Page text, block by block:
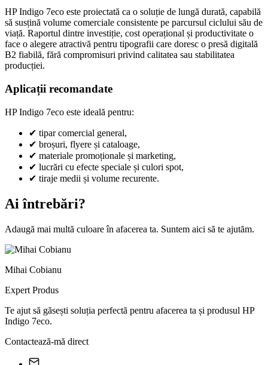
HP Indigo 7eco este proiectată ca o soluție de lungă durată, capabilă
să susțină volume comerciale consistente pe parcursul ciclului său de
viață. Raportul dintre investiție, cost operațional și productivitate o
face o alegere atractivă pentru tipografii care doresc o presă digitală
B2 fiabilă, fără compromisuri privind calitatea sau stabilitatea
producției.
Aplicații recomandate
HP Indigo 7eco este ideală pentru:
✔ tipar comercial general,
✔ broșuri, flyere și cataloage,
✔ materiale promoționale și marketing,
✔ lucrări cu efecte speciale și culori spot,
✔ tiraje medii și volume recurente.
Ai întrebări?
Adaugă mai multă culoare în afacerea ta. Suntem aici să te ajutăm.
Mihai Cobianu
Expert Produs
Te ajut să găsești soluția perfectă pentru afacerea ta și produsul HP
Indigo 7eco.
Contactează-mă direct